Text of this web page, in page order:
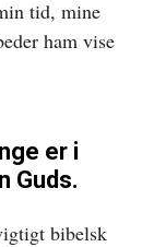
tid, mine
ham vise
er i
Guds.
bibelsk